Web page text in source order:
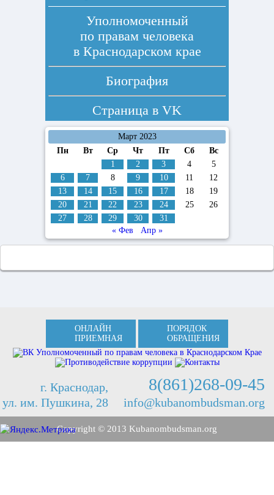
Уполномоченный
по правам человека
в Краснодарском крае
Биография
Страница в VK
Март 2023
Пн
Вт Ср Чт Пт Сб
Вс
1
2 3 4
5
6
7 8 9 10 11
12
13
14 15 16 17 18
19
20
21 22 23 24 25
26
27
28 29 30
31
« Фев
Апр »
ОНЛАЙН
ПРИЕМНАЯ
ПОРЯДОК
ОБРАЩЕНИЯ
г. Краснодар,
ул. им. Пушкина, 28
8(861)268-09-45
info@kubanombudsman.org
Copyright © 2013 Kubanombudsman.org